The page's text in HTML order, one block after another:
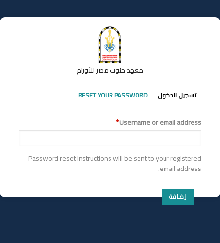
إلى
المحتوى
معهد جنوب مصر للأورام
التبويبات
الأساسية
تسجيل الدخول RESET YOUR PASSWORD
Username or email address
Password reset instructions will be sent to your registered
email address.